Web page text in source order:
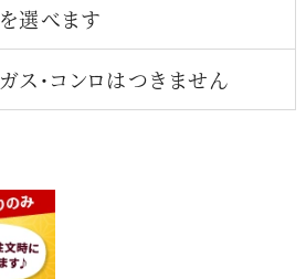
を選べます
ガス・コンロはつきません